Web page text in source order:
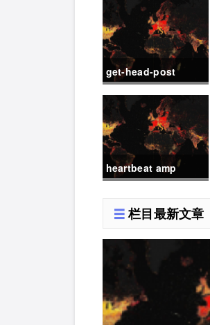
get-head-post
DDOS攻击.c
heartbeat amp
栏目最新文章